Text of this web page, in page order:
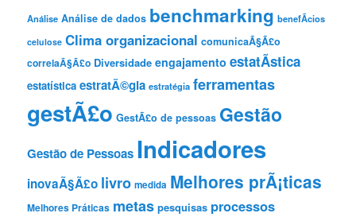
Análise Análise de dados benchmarking benefÃ­cios
celulose Clima organizacional comunicaÃ§Ã£o
correlaÃ§Ã£o Diversidade engajamento estatÃ­stica
estatística estratÃ©gia estratégia ferramentas
gestÃ£o GestÃ£o de pessoas Gestão
Gestão de Pessoas Indicadores
inovaÃ§Ã£o livro medida Melhores prÃ¡ticas
Melhores Práticas metas pesquisas processos